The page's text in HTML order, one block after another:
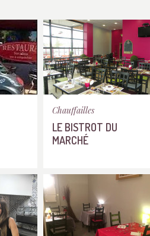
Chauffailles
LE BISTROT DU
MARCHÉ